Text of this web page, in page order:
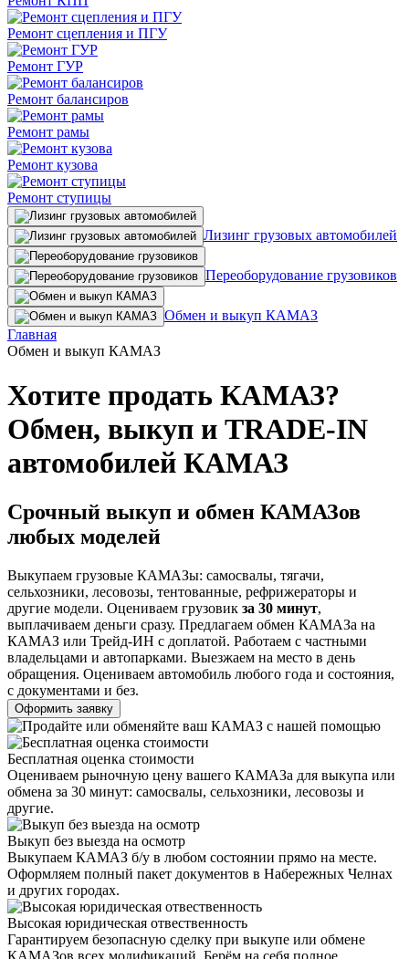
Ремонт сцепления и ПГУ
Ремонт ГУР
Ремонт балансиров
Ремонт рамы
Ремонт кузова
Ремонт ступицы
Лизинг грузовых автомобилей
Переоборудование грузовиков
Обмен и выкуп КАМАЗ
Главная
Обмен и выкуп КАМАЗ
Хотите продать КАМАЗ?
Обмен, выкуп и TRADE-IN
автомобилей КАМАЗ
Срочный выкуп и обмен КАМАЗов
любых моделей
Выкупаем грузовые КАМАЗы: самосвалы, тягачи,
сельхозники, лесовозы, тентованные, рефрижераторы и
другие модели. Оцениваем грузовик за 30 минут,
выплачиваем деньги сразу. Предлагаем обмен КАМАЗа на
КАМАЗ или Трейд-ИН с доплатой. Работаем с частными
владельцами и автопарками. Выезжаем на место в день
обращения. Оцениваем автомобиль любого года и состояния,
с документами и без.
Оформить заявку
Бесплатная оценка стоимости
Оцениваем рыночную цену вашего КАМАЗа для выкупа или
обмена за 30 минут: самосвалы, сельхозники, лесовозы и
другие.
Выкуп без выезда на осмотр
Выкупаем КАМАЗ б/у в любом состоянии прямо на месте.
Оформляем полный пакет документов в Набережных Челнах
и других городах.
Высокая юридическая отвественность
Гарантируем безопасную сделку при выкупе или обмене
КАМАЗов всех модификаций. Берём на себя полное